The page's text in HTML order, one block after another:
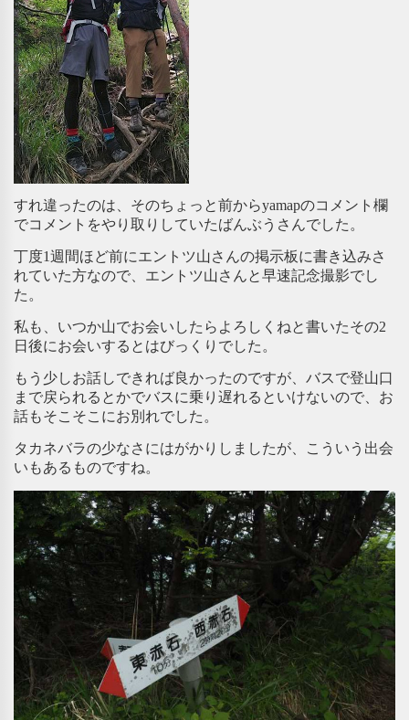
すれ違ったのは、そのちょっと前からyamapのコメント欄
でコメントをやり取りしていたばんぶうさんでした。
丁度1週間ほど前にエントツ山さんの掲示板に書き込みさ
れていた方なので、エントツ山さんと早速記念撮影でし
た。
私も、いつか山でお会いしたらよろしくねと書いたその2
日後にお会いするとはびっくりでした。
もう少しお話しできれば良かったのですが、バスで登山口
まで戻られるとかでバスに乗り遅れるといけないので、お
話もそこそこにお別れでした。
タカネバラの少なさにはがかりしましたが、こういう出会
いもあるものですね。